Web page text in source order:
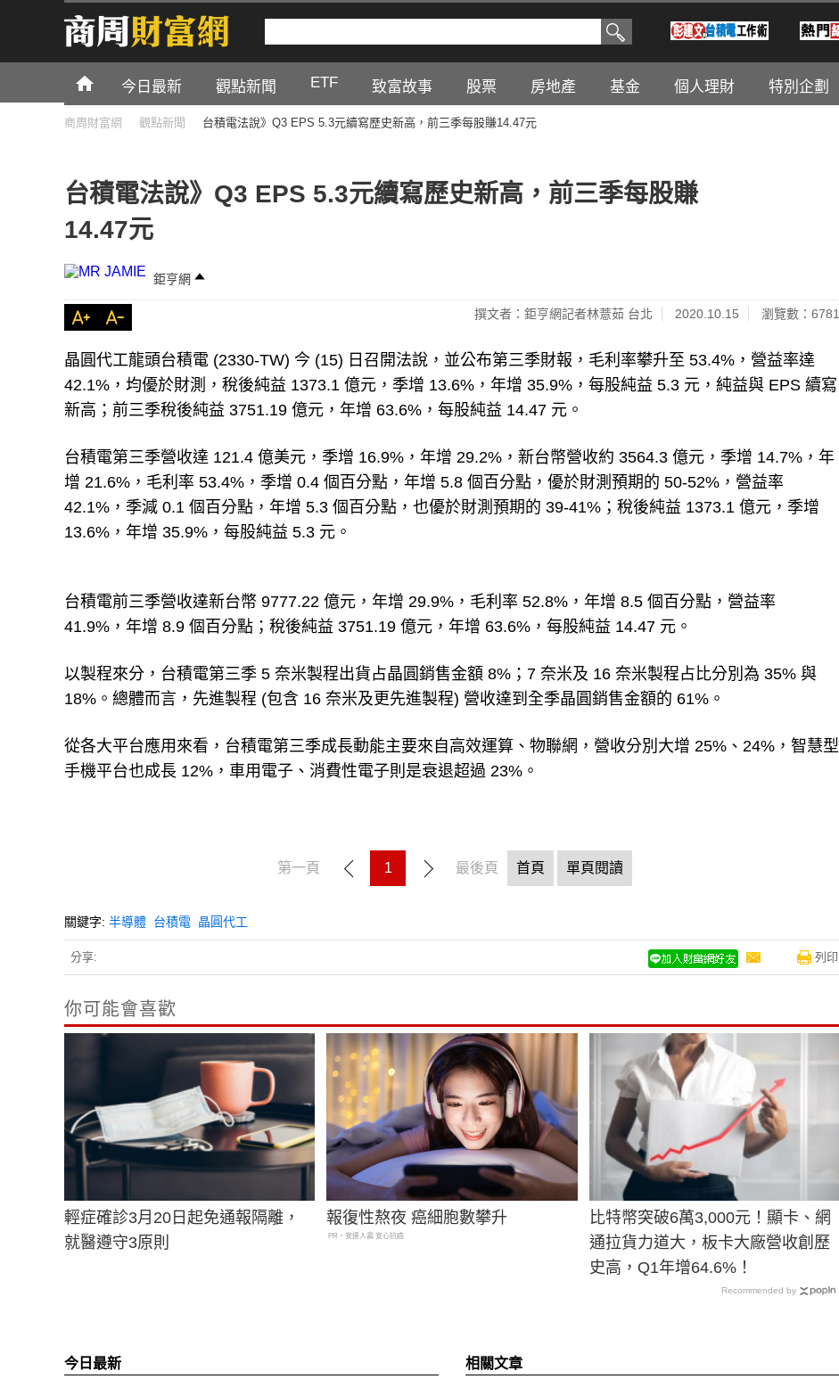
今日最新 觀點新聞 ETF 致富故事 股票 房地產 基金 個人理財 特別企劃
商周財富網 觀點新聞 台積電法說》Q3 EPS 5.3元續寫歷史新高，前三季每股賺14.47元
台積電法說》Q3 EPS 5.3元續寫歷史新高，前三季每股賺
14.47元
鉅亨網
撰文者：鉅亨網記者林薏茹 台北 2020.10.15 瀏覽數：6781
晶圓代工龍頭台積電 (2330-TW) 今 (15) 日召開法說，並公布第三季財報，毛利率攀升至 53.4%，營益率達
42.1%，均優於財測，稅後純益 1373.1 億元，季增 13.6%，年增 35.9%，每股純益 5.3 元，純益與 EPS 續寫
新高；前三季稅後純益 3751.19 億元，年增 63.6%，每股純益 14.47 元。
台積電第三季營收達 121.4 億美元，季增 16.9%，年增 29.2%，新台幣營收約 3564.3 億元，季增 14.7%，年
增 21.6%，毛利率 53.4%，季增 0.4 個百分點，年增 5.8 個百分點，優於財測預期的 50-52%，營益率
42.1%，季減 0.1 個百分點，年增 5.3 個百分點，也優於財測預期的 39-41%；稅後純益 1373.1 億元，季增
13.6%，年增 35.9%，每股純益 5.3 元。
台積電前三季營收達新台幣 9777.22 億元，年增 29.9%，毛利率 52.8%，年增 8.5 個百分點，營益率
41.9%，年增 8.9 個百分點；稅後純益 3751.19 億元，年增 63.6%，每股純益 14.47 元。
以製程來分，台積電第三季 5 奈米製程出貨占晶圓銷售金額 8%；7 奈米及 16 奈米製程占比分別為 35% 與
18%。總體而言，先進製程 (包含 16 奈米及更先進製程) 營收達到全季晶圓銷售金額的 61%。
從各大平台應用來看，台積電第三季成長動能主要來自高效運算、物聯網，營收分別大增 25%、24%，智慧型
手機平台也成長 12%，車用電子、消費性電子則是衰退超過 23%。
第一頁 1 最後頁 首頁 單頁閱讀
關鍵字: 半導體 台積電 晶圓代工
分享: 列印
你可能會喜歡
輕症確診3月20日起免通報隔離，
就醫遵守3原則
報復性熬夜 癌細胞數攀升
PR・安達人壽 安心抗癌
比特幣突破6萬3,000元！顯卡、網
通拉貨力道大，板卡大廠營收創歷
史高，Q1年增64.6%！
Recommended by
今日最新
相關文章